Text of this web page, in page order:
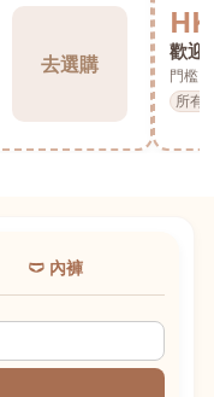
去選購
歡迎
門檻
所有
🩲 內褲